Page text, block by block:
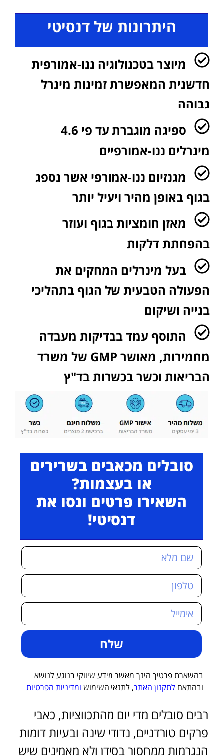
היתרונות של דנסיטי
מיוצר בטכנולוגיה ננו-אמורפית
חדשנית המאפשרת זמינות מינרל
גבוהה​
ספיגה מוגברת עד פי 4.6
מינרלים ננו-אמורפיים​
מגנזיום ננו-אמורפי אשר נספג
בגוף באופן מהיר ויעיל יותר
מאזן חומציות בגוף ועוזר
בהפחתת דלקות​
בעל מינרלים המחקים את
הפעולה הטבעית של הגוף בתהליכי
בנייה ושיקום​
התוסף עמד בבדיקות מעבדה
מחמירות, מאושר GMP של משרד
הבריאות וכשר בכשרות בד"ץ
סובלים מכאבים בשרירים
או בעצמות?
השאירו פרטים ונסו את
דנסיטי!
שלח
בהשארת פרטיך הינך מאשר מידע שיווקי בנוגע לנושא
ובהתאם לתקנון האתר, לתנאי השימוש ומדיניות הפרטיות
רבים סובלים מדי יום מהתכווציות, כאבי
פרקים טורדניים, נדודי שינה ובעיות דומות
הנגרמות ממחסור בסידן ולא מאמינים שיש